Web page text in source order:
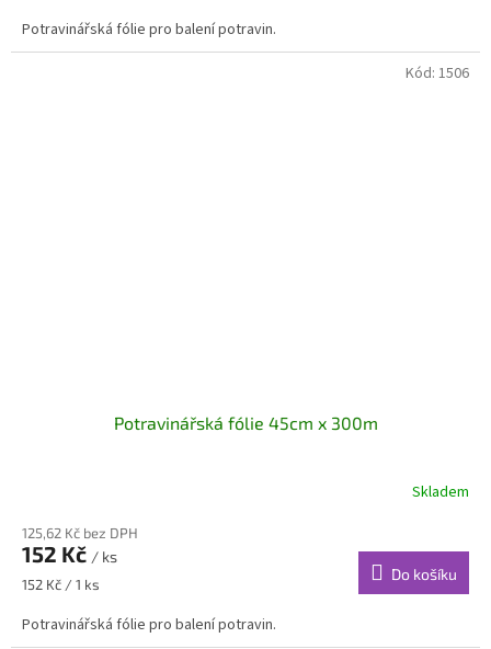
Potravinářská fólie pro balení potravin.
Potravinářská fólie 45cm x 300m
Skladem
125,62 Kč bez DPH
152 Kč / ks
Měrná
152 Kč / 1 ks
Do košíku
Potravinářská fólie pro balení potravin.
Kód: 1506